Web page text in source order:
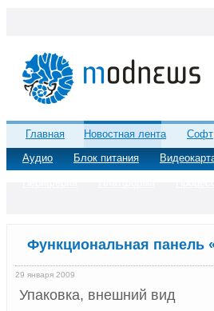
Главная Новостная лента Софт
Аудио
Блок питания
Функциональная панель
29 января 2009
Упаковка, внешний вид